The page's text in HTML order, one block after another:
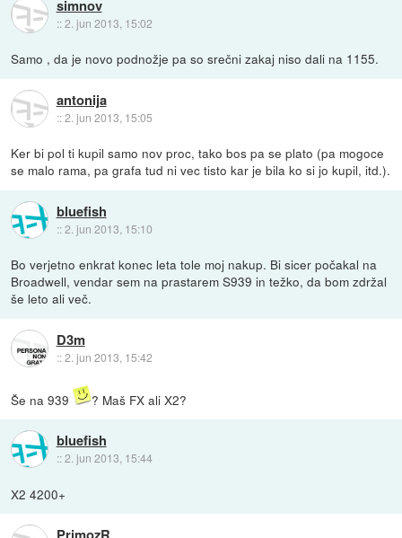
simnov
::2. jun 2013, 15:02
Samo , da je novo podnožje pa so srečni zakaj niso dali na 1155.
antonija
::2. jun 2013, 15:05
Ker bi pol ti kupil samo nov proc, tako bos pa se plato (pa mogoce
se malo rama, pa grafa tud ni vec tisto kar je bila ko si jo kupil, itd.).
bluefish
::2. jun 2013, 15:10
Bo verjetno enkrat konec leta tole moj nakup. Bi sicer počakal na
Broadwell, vendar sem na prastarem S939 in težko, da bom zdržal
še leto ali več.
D3m
::2. jun 2013, 15:42
Še na 939 ? Maš FX ali X2?
bluefish
::2. jun 2013, 15:44
X2 4200+